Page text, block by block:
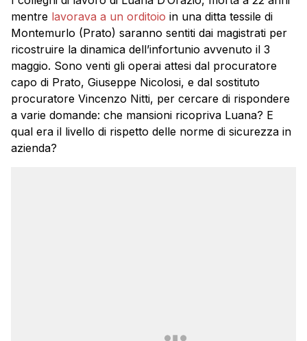
mentre lavorava a un orditoio in una ditta tessile di
Montemurlo (Prato) saranno sentiti dai magistrati per
ricostruire la dinamica dell’infortunio avvenuto il 3
maggio. Sono venti gli operai attesi dal procuratore
capo di Prato, Giuseppe Nicolosi, e dal sostituto
procuratore Vincenzo Nitti, per cercare di rispondere
a varie domande: che mansioni ricopriva Luana? E
qual era il livello di rispetto delle norme di sicurezza in
azienda?